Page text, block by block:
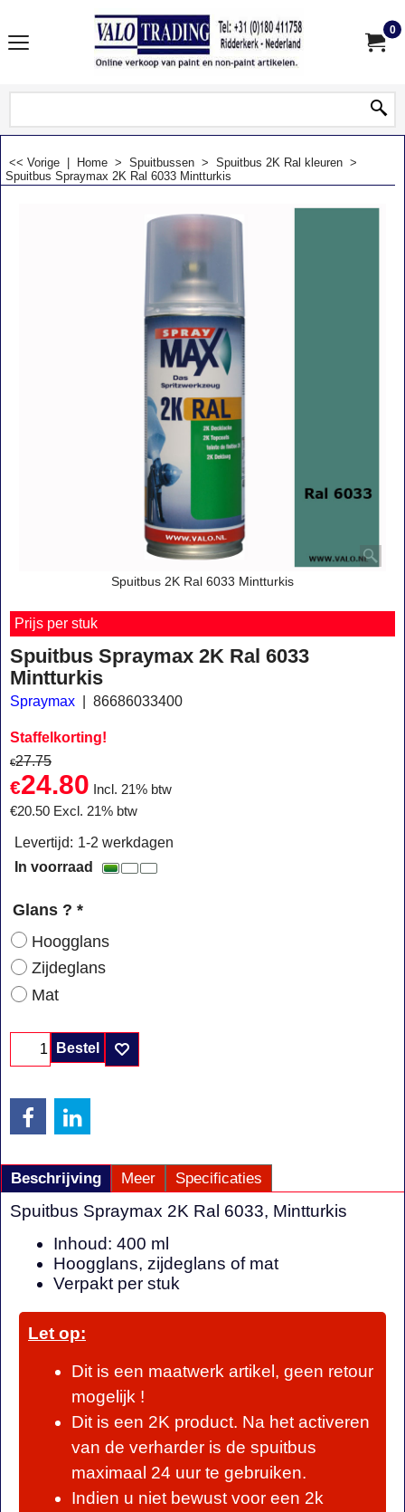
0
<< Vorige Home > Spuitbussen > Spuitbus 2K Ral kleuren >
Spuitbus Spraymax 2K Ral 6033 Mintturkis
Spuitbus 2K Ral 6033 Mintturkis
Prijs per stuk
Spuitbus Spraymax 2K Ral 6033
Mintturkis
Spraymax 86686033400
Staffelkorting!
€27.75
€24.80
Incl. 21% btw
€20.50 Excl. 21% btw
Levertijd: 1-2 werkdagen
In voorraad
Glans ? *
Hoogglans
Zijdeglans
Mat
Bestel
Beschrijving Meer Specificaties
Spuitbus Spraymax 2K Ral 6033, Mintturkis
Inhoud: 400 ml
Hoogglans, zijdeglans of mat
Verpakt per stuk
Let op:
Dit is een maatwerk artikel, geen retour
mogelijk !
Dit is een 2K product. Na het activeren
van de verharder is de spuitbus
maximaal 24 uur te gebruiken.
Indien u niet bewust voor een 2k